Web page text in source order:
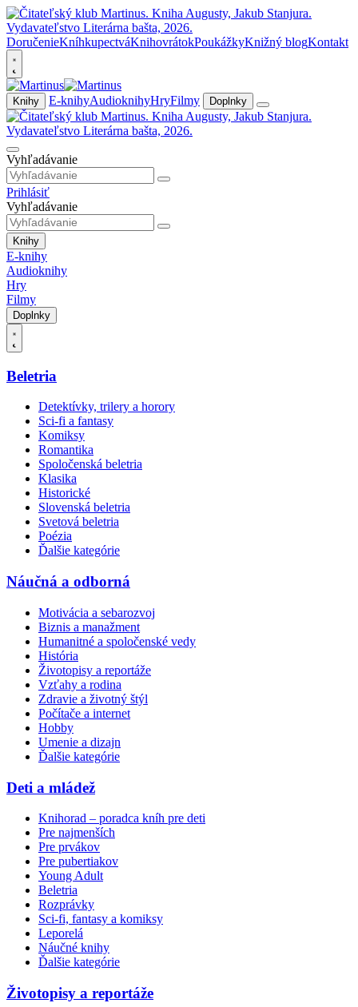
DoručenieKníhkupectváKnihovrátokPoukážkyKnižný blogKontakt
Knihy E-knihyAudioknihyHryFilmy Doplnky
Vyhľadávanie
Prihlásiť
Vyhľadávanie
Knihy
E-knihy
Audioknihy
Hry
Filmy
Doplnky
Beletria
Detektívky, trilery a horory
Sci-fi a fantasy
Komiksy
Romantika
Spoločenská beletria
Klasika
Historické
Slovenská beletria
Svetová beletria
Poézia
Ďalšie kategórie
Náučná a odborná
Motivácia a sebarozvoj
Biznis a manažment
Humanitné a spoločenské vedy
História
Životopisy a reportáže
Vzťahy a rodina
Zdravie a životný štýl
Počítače a internet
Hobby
Umenie a dizajn
Ďalšie kategórie
Deti a mládež
Knihorad – poradca kníh pre deti
Pre najmenších
Pre prvákov
Pre pubertiakov
Young Adult
Beletria
Rozprávky
Sci-fi, fantasy a komiksy
Leporelá
Náučné knihy
Ďalšie kategórie
Životopisy a reportáže